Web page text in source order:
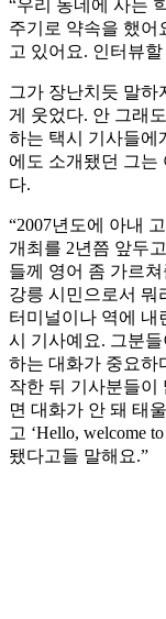
“우리 동네에 사는
주기로 약속을 했어
고 있어요. 인터뷰
그가 장난치듯 말하
게 웃었다. 안 그래
하는 택시 기사들에
에도 소개됐던 그는
다.
“2007년도에 아내
개최를 2년쯤 앞두
들께 영어 좀 가르
강릉 시민으로서 뭐
터미널이나 역에 내
시 기사예요. 그분
하는 대화가 중요하
작한 뒤 기사분들이
면 대화가 안 돼 태
고 ‘Hello, welcome
됐다고들 말해요.”